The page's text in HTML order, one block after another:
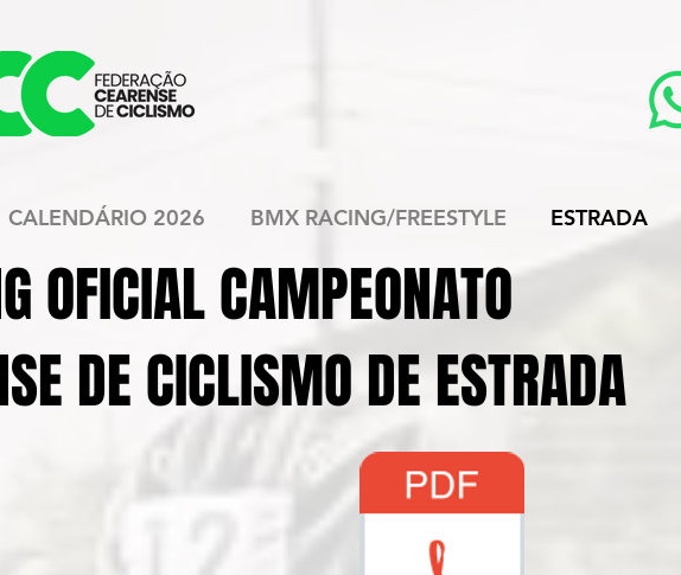
CALENDÁRIO 2026 BMX RACING/FREESTYLE ESTRADA
OFICIAL CAMPEONATO
DE CICLISMO DE ESTRADA